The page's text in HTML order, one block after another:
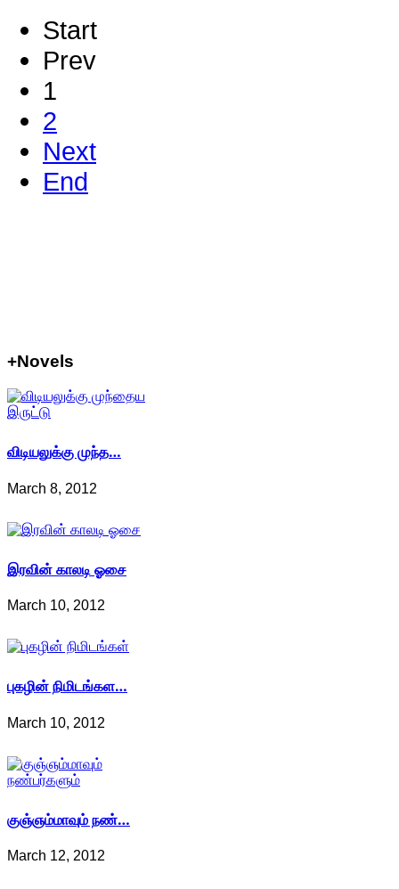
Start
Prev
1
2
Next
End
+Novels
விடியலுக்கு முந்த…
March 8, 2012
இரவின் காலடி ஓசை
March 10, 2012
புகழின் நிமிடங்கள…
March 10, 2012
குஞ்ஞம்மாவும் நண்…
March 12, 2012